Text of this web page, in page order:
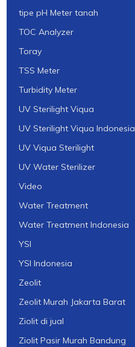
tipe pH Meter tanah
TOC Analyzer
Toray
TSS Meter
Turbidity Meter
UV Sterilight Viqua
UV Sterilight Viqua Indonesia
UV Viqua Sterilight
UV Water Sterilizer
Video
Water Treatment
Water Treatment Indonesia
YSI
YSI Indonesia
Zeolit
Zeolit Murah Jakarta Barat
Ziolit di jual
Ziolit Pasir Murah Bandung